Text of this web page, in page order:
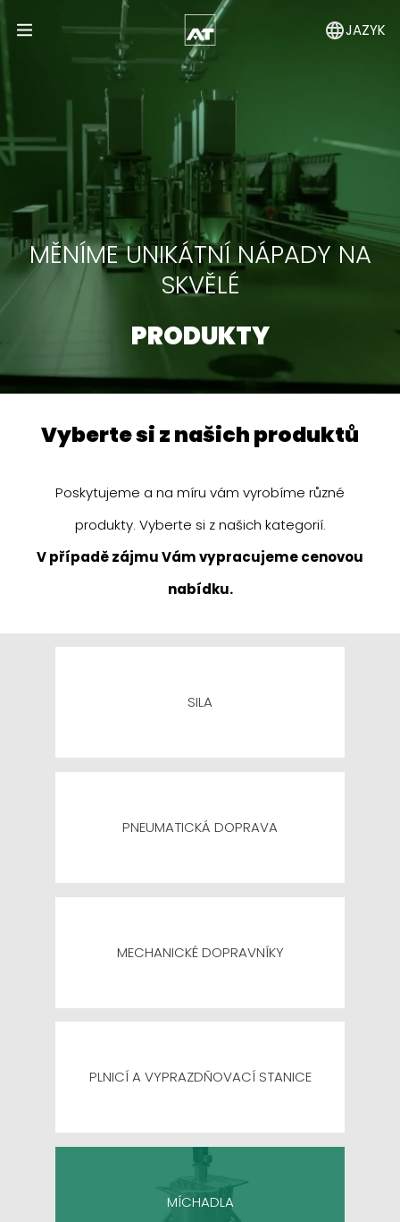
Open Menu JAZYK
MĚNÍME UNIKÁTNÍ NÁPADY NA
SKVĚLÉ
PRODUKTY
vyberte si z našich produktů
Poskytujeme a na míru vám vyrobíme různé
produkty. Vyberte si z našich kategorií.
V případě zájmu Vám vypracujeme cenovou
nabídku.
SILA
PNEUMATICKÁ DOPRAVA
MECHANICKÉ DOPRAVNÍKY
PLNICÍ A VYPRAZDŇOVACÍ STANICE
MÍCHADLA